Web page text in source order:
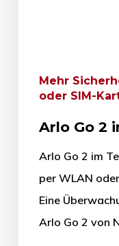
Mehr
oder SIM-
Arlo Go 2
Arlo Go 2 im
per WLAN
Eine
Arlo Go 2 von